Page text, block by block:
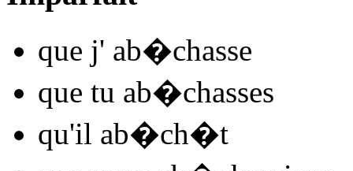
que j' ab�chasse
que tu ab�chasses
qu'il ab�ch�t